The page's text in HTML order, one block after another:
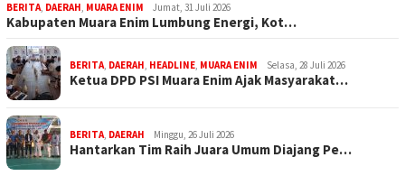
BERITA, DAERAH, MUARA ENIM Jumat, 31 Juli 2026
Kabupaten Muara Enim Lumbung Energi, Kot…
BERITA, DAERAH, HEADLINE, MUARA ENIM Selasa, 28 Juli 2026
Ketua DPD PSI Muara Enim Ajak Masyarakat…
BERITA, DAERAH Minggu, 26 Juli 2026
Hantarkan Tim Raih Juara Umum Diajang Pe…